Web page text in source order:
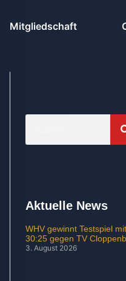
Mitgliedschaft
Aktuelle News
WHV gewinnt Testspiel mit
30:25 gegen TV
3. August 2026